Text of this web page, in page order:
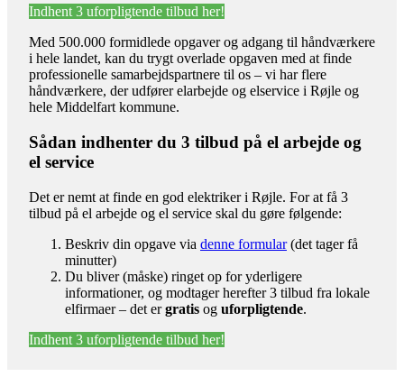
Indhent 3 uforpligtende tilbud her!
Med 500.000 formidlede opgaver og adgang til håndværkere
i hele landet, kan du trygt overlade opgaven med at finde
professionelle samarbejdspartnere til os – vi har flere
håndværkere, der udfører elarbejde og elservice i Røjle og
hele Middelfart kommune.
Sådan indhenter du 3 tilbud på el arbejde og
el service
Det er nemt at finde en god elektriker i Røjle. For at få 3
tilbud på el arbejde og el service skal du gøre følgende:
Beskriv din opgave via denne formular(det tager få
minutter)
Du bliver (måske) ringet op for yderligere
informationer, og modtager herefter 3 tilbud fra lokale
elfirmaer – det ergratis og uforpligtende.
Indhent 3 uforpligtende tilbud her!